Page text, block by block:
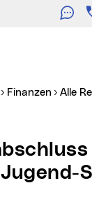
Finanzen Alle